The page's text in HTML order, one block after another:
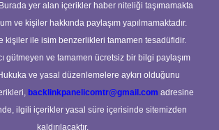
yer alan içerikler haber niteliği taşımamakta
ve kişiler hakkında paylaşım yapılmamaktadır.
kişiler ile isim benzerlikleri tamamen tesadüfidir.
gütmeyen ve tamamen ücretsiz bir bilgi paylaşım
ve yasal düzenlemelere aykırı olduğunu
backlinkpanelicomtr@gmail.com adresine
ilgili içerikler yasal süre içerisinde sitemizden
kaldırılacaktır.